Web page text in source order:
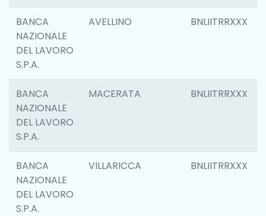
BANCA
NAZIONALE
DEL LAVORO
S.P.A.
AVELLINO BNLIITRRXXX
BANCA
NAZIONALE
DEL LAVORO
S.P.A.
MACERATA BNLIITRRXXX
BANCA
NAZIONALE
DEL LAVORO
S.P.A.
VILLARICCA BNLIITRRXXX